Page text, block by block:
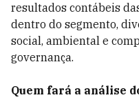
resultados contábeis
dentro do segmento,
social, ambiental e
governança.
Quem fará a análise